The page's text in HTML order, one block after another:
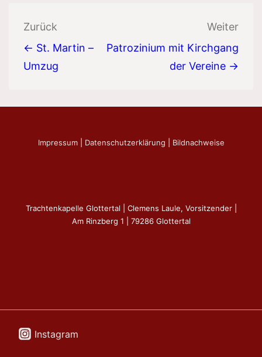
Beitragsnavigation
Zurück
← St. Martin –
Umzug
Weiter
Patrozinium mit Kirchgang
der Vereine →
Impressum| Datenschutzerklärung Bildnachweise
Trachtenkapelle Glottertal | Clemens Laule, Vorsitzender |
Am Rinzberg 1 | 79286 Glottertal
Instagram